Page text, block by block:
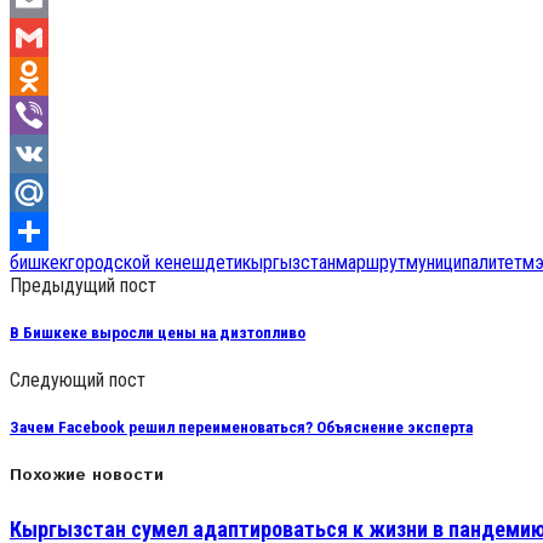
Email
Gmail
Odnoklassniki
Viber
VK
Mail.Ru
Отправить
бишкекгородской кенешдетикыргызстанмаршрутмуниципалитет
Предыдущий пост
В Бишкеке выросли цены на дизтопливо
Следующий пост
Зачем Facebook решил переименоваться? Объяснение эксперта
Похожие новости
Кыргызстан сумел адаптироваться к жизни в